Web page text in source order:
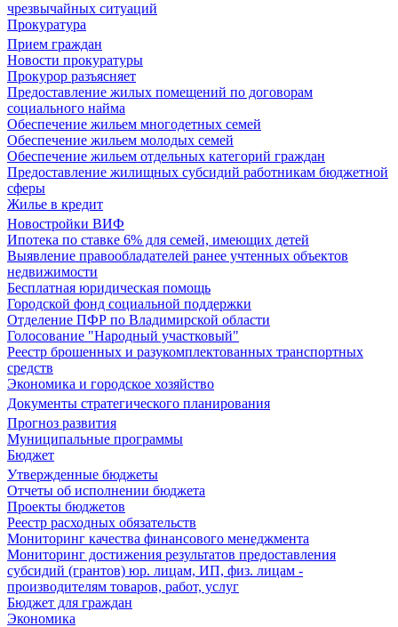
чрезвычайных ситуаций
Прокуратура
Прием граждан
Новости прокуратуры
Прокурор разъясняет
Предоставление жилых помещений по договорам
социального найма
Обеспечение жильем многодетных семей
Обеспечение жильем молодых семей
Обеспечение жильем отдельных категорий граждан
Предоставление жилищных субсидий работникам бюджетной
сферы
Жилье в кредит
Новостройки ВИФ
Ипотека по ставке 6% для семей, имеющих детей
Выявление правообладателей ранее учтенных объектов
недвижимости
Бесплатная юридическая помощь
Городской фонд социальной поддержки
Отделение ПФР по Владимирской области
Голосование "Народный участковый"
Реестр брошенных и разукомплектованных транспортных
средств
Экономика и городское хозяйство
Документы стратегического планирования
Прогноз развития
Муниципальные программы
Бюджет
Утвержденные бюджеты
Отчеты об исполнении бюджета
Проекты бюджетов
Реестр расходных обязательств
Мониторинг качества финансового менеджмента
Мониторинг достижения результатов предоставления
субсидий (грантов) юр. лицам, ИП, физ. лицам -
производителям товаров, работ, услуг
Бюджет для граждан
Экономика